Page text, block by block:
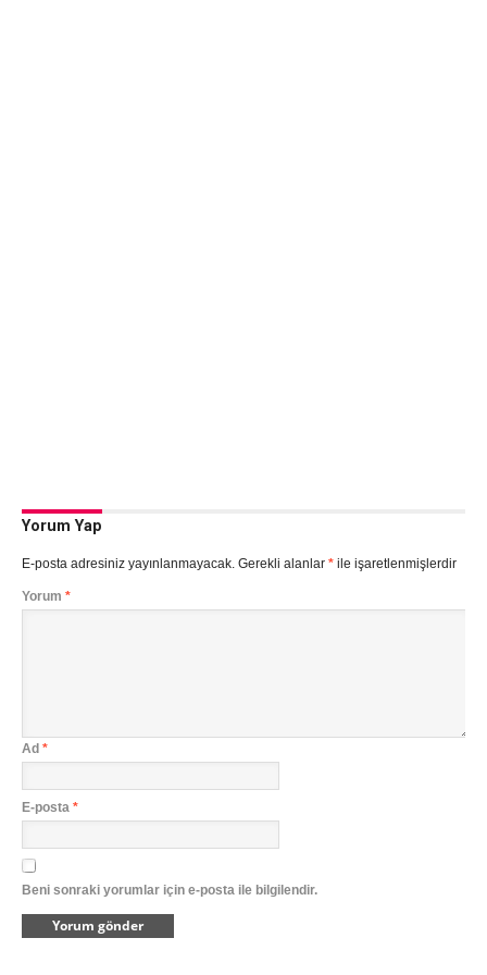
Yorum Yap
E-posta adresiniz yayınlanmayacak. Gerekli alanlar *ile işaretlenmişlerdir
Yorum *
Ad *
E-posta *
Beni sonraki yorumlar için e-posta ile bilgilendir.